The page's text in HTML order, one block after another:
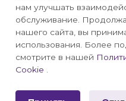
г. Красноярск, ул.
сайтов на 1С-Битрикс
нам улучшать
обслуживание.
нашего сайта, вы
использования. Более
смотрите в нашей
Cookie